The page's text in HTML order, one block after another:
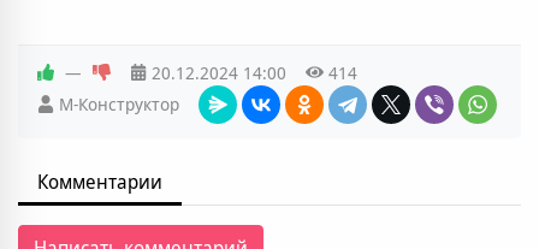
— 20.12.2024 14:00
414
М-Конструктор
Комментарии